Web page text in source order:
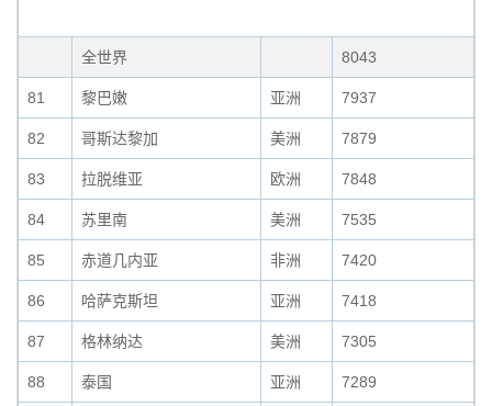
全世界 8043
81 黎巴嫩 亚洲 7937
82 哥斯达黎加 美洲 7879
83 拉脱维亚 欧洲 7848
84 苏里南 美洲 7535
85 赤道几内亚 非洲 7420
86 哈萨克斯坦 亚洲 7418
87 格林纳达 美洲 7305
88 泰国 亚洲 7289